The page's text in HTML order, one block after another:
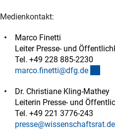
Medienkontakt:
Marco Finetti
Leiter Presse- und
Tel. +49 228 885-2230
marco.finetti@dfg.de
Dr. Christiane Kling-Mathey
Leiterin Presse- und
Tel. +49 221 3776-243
presse@wissenschaftsrat.de